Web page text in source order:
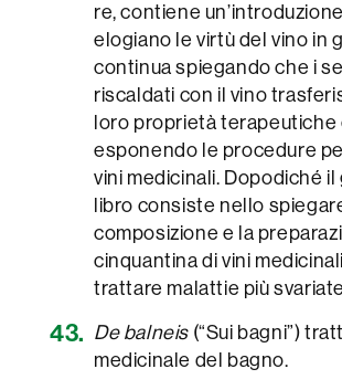
re, contiene
elogiano le virtù del vino in
continua spiegando che i
riscaldati con il vino
loro proprietà terapeutiche
esponendo le procedure
vini medicinali. Dopodiché il
libro consiste nello
composizione e la
cinquantina di vini
trattare malattie più
De balneis (“Sui bagni”)
medicinale del bagno.